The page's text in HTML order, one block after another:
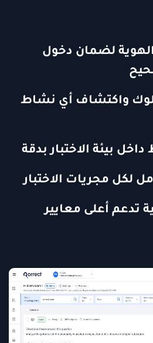
لضمان دخول
واكتشاف أي نشاط
بيئة الاختبار بدقة
لكل مجريات الاختبار
تدعم أعلى معايير